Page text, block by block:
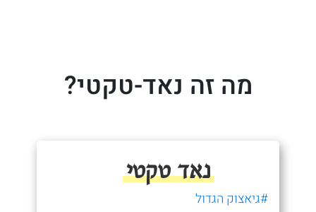
מה זה נאד-טקטי?
נאד טקטי
#גיאצוק הגדול